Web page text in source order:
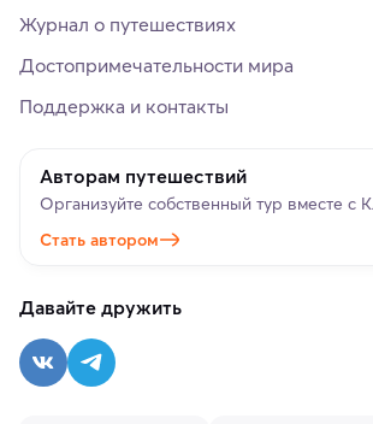
Журнал о путешествиях
Достопримечательности мира
Поддержка и контакты
Авторам путешествий
Организуйте собственный тур вместе с
Стать автором
Давайте дружить